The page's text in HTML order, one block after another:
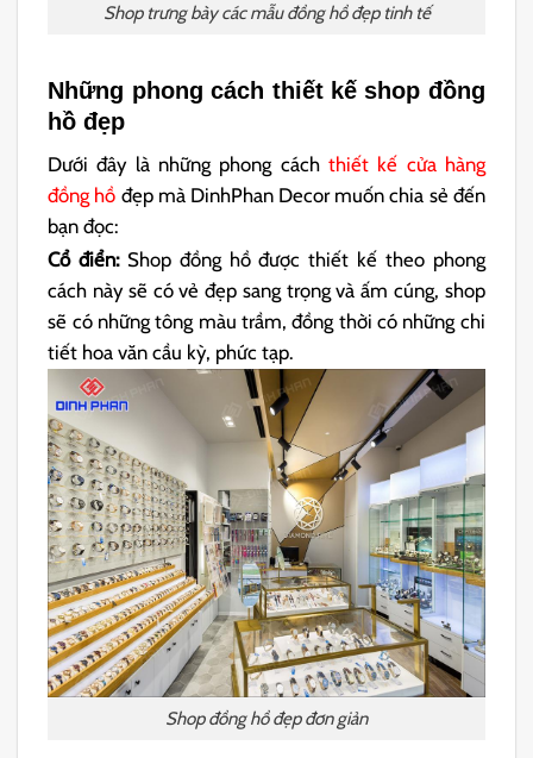
Shop trưng bày các mẫu đồng hồ đẹp tinh tế
Những phong cách thiết kế shop đồng
hồ đẹp
Dưới đây là những phong cách thiết kế cửa hàng
đồng hồ đẹp mà DinhPhan Decor muốn chia sẻ đến
bạn đọc:
Cổ điển:Shop đồng hồ được thiết kế theo phong
cách này sẽ có vẻ đẹp sang trọng và ấm cúng, shop
sẽ có những tông màu trầm, đồng thời có những chi
tiết hoa văn cầu kỳ, phức tạp.
Shop đồng hồ đẹp đơn giản